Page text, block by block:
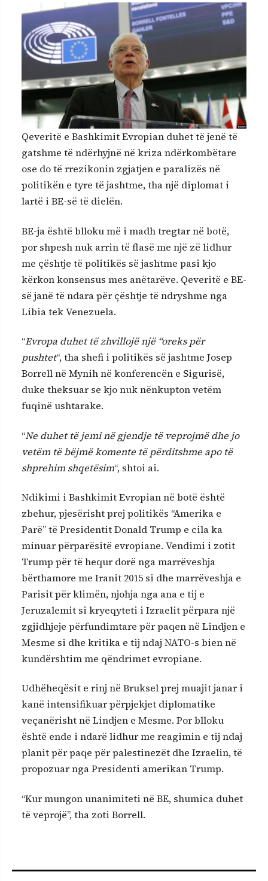
Qeveritë e Bashkimit Evropian duhet të jenë të
gatshme të ndërhyjnë në kriza ndërkombëtare
ose do të rrezikonin zgjatjen e paralizës në
politikën e tyre të jashtme, tha një diplomat i
lartë i BE-së të dielën.
BE-ja është blloku më i madh tregtar në botë,
por shpesh nuk arrin të flasë me një zë lidhur
me çështje të politikës së jashtme pasi kjo
kërkon konsensus mes anëtarëve. Qeveritë e BE-
së janë të ndara për çështje të ndryshme nga
Libia tek Venezuela.
“Evropa duhet të zhvillojë një “oreks për
pushtet“, tha shefi i politikës së jashtme Josep
Borrell në Mynih në konferencën e Sigurisë,
duke theksuar se kjo nuk nënkupton vetëm
fuqinë ushtarake.
“Ne duhet të jemi në gjendje të veprojmë dhe jo
vetëm të bëjmë komente të përditshme apo të
shprehim shqetësim“, shtoi ai.
Ndikimi i Bashkimit Evropian në botë është
zbehur, pjesërisht prej politikës “Amerika e
Parë” të Presidentit Donald Trump e cila ka
minuar përparësitë evropiane. Vendimi i zotit
Trump për të hequr dorë nga marrëveshja
bërthamore me Iranit 2015 si dhe marrëveshja e
Parisit për klimën, njohja nga ana e tij e
Jeruzalemit si kryeqyteti i Izraelit përpara një
zgjidhjeje përfundimtare për paqen në Lindjen e
Mesme si dhe kritika e tij ndaj NATO-s bien në
kundërshtim me qëndrimet evropiane.
Udhëheqësit e rinj në Bruksel prej muajit janar i
kanë intensifikuar përpjekjet diplomatike
veçanërisht në Lindjen e Mesme. Por blloku
është ende i ndarë lidhur me reagimin e tij ndaj
planit për paqe për palestinezët dhe Izraelin, të
propozuar nga Presidenti amerikan Trump.
“Kur mungon unanimiteti në BE, shumica duhet
të veprojë”, tha zoti Borrell.